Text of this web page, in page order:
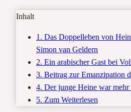
Inhalt
1. Das Doppelleben von
Simon van Geldern
2. Ein arabischer Gast bei
3. Beitrag zur Emanzipation
4. Der junge Heine war mehr
5. Zum Weiterlesen